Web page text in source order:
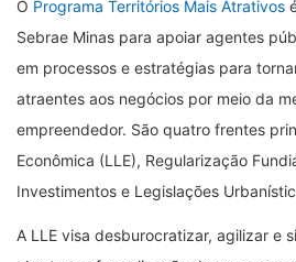
O Programa Territórios Mais Atrativos
Sebrae Minas para apoiar agentes
em processos e estratégias para
atraentes aos negócios por meio da
empreendedor. São quatro frentes
Econômica (LLE), Regularização
Investimentos e Legislações
A LLE visa desburocratizar, agilizar e